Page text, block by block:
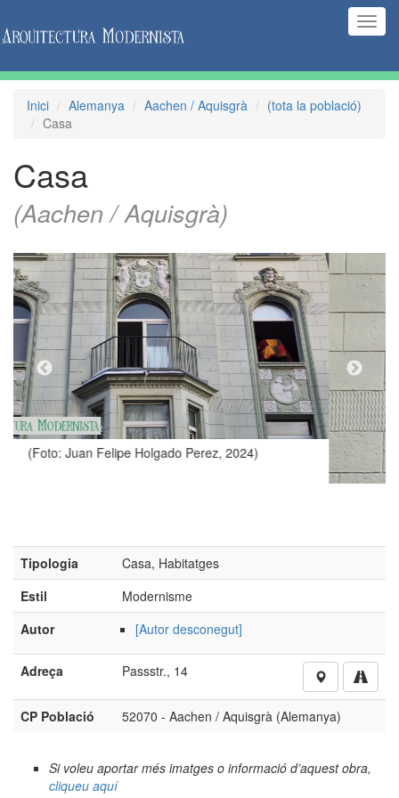
Inici Alemanya Aachen / Aquisgrà
(tota la població)
Casa
Casa
(Aachen / Aquisgrà)
Perez, 2024)
Tipologia
Casa, Habitatges
Autor
[Autor desconegut]
Adreça Passstr., 14